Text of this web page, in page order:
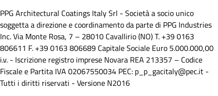
PPG Architectural Coatings Italy Srl - Società a socio unico
soggetta a direzione e coordinamento da parte di PPG Industries
Inc. Via Monte Rosa, 7 – 28010 Cavallirio (NO) T. +39 0163
806611 F. +39 0163 806689 Capitale Sociale Euro 5.000.000,00
i.v. - Iscrizione registro imprese Novara REA 213357 – Codice
Fiscale e Partita IVA 02067550034 PEC: p_p_gacitaly@pec.it -
Tutti i diritti riservati - Versione N2016